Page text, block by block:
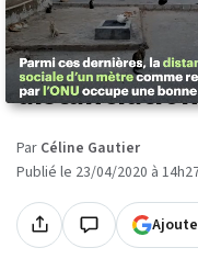
27 images
animaux
Par Céline Gautier
Publié le 23/04/2020 à